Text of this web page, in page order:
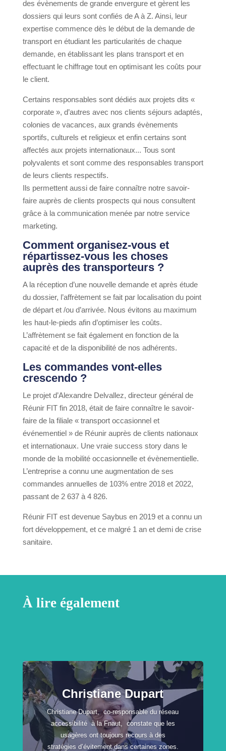
des évènements de grande envergure et gèrent les
dossiers qui leurs sont confiés de A à Z. Ainsi, leur
expertise commence dès le début de la demande de
transport en étudiant les particularités de chaque
demande, en établissant les plans transport et en
effectuant le chiffrage tout en optimisant les coûts pour
le client.
Certains responsables sont dédiés aux projets dits «
corporate », d’autres avec nos clients séjours adaptés,
colonies de vacances, aux grands évènements
sportifs, culturels et religieux et enfin certains sont
affectés aux projets internationaux... Tous sont
polyvalents et sont comme des responsables transport
de leurs clients respectifs.
Ils permettent aussi de faire connaître notre savoir-
faire auprès de clients prospects qui nous consultent
grâce à la communication menée par notre service
marketing.
Comment organisez-vous et
répartissez-vous les choses
auprès des transporteurs ?
A la réception d’une nouvelle demande et après étude
du dossier, l’affrètement se fait par localisation du point
de départ et /ou d’arrivée. Nous évitons au maximum
les haut-le-pieds afin d’optimiser les coûts.
L’affrètement se fait également en fonction de la
capacité et de la disponibilité de nos adhérents.
Les commandes vont-elles
crescendo ?
Le projet d’Alexandre Delvallez, directeur général de
Réunir FIT fin 2018, était de faire connaître le savoir-
faire de la filiale « transport occasionnel et
événementiel » de Réunir auprès de clients nationaux
et internationaux. Une vraie success story dans le
monde de la mobilité occasionnelle et évènementielle.
L’entreprise a connu une augmentation de ses
commandes annuelles de 103% entre 2018 et 2022,
passant de 2 637 à 4 826.
Réunir FIT est devenue Saybus en 2019 et a connu un
fort développement, et ce malgré 1 an et demi de crise
sanitaire.
À lire également
Christiane Dupart
Christiane Dupart, co-responsable du réseau
accessibilité à la Fnaut, constate que les
usagères ont toujours recours à des
stratégies d’évitement dans certaines zones.